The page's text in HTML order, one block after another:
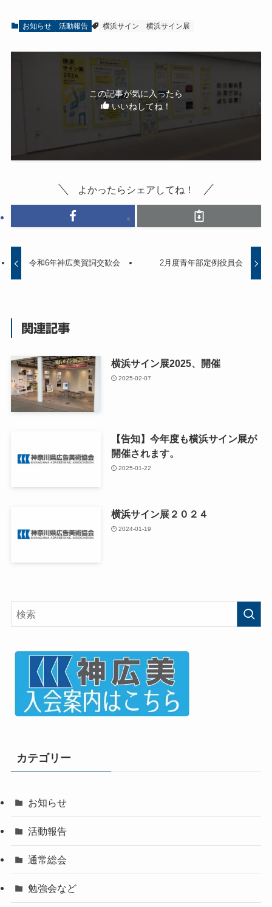
お知らせ 活動報告 横浜サイン 横浜サイン展
この記事が気に入ったら
いいねしてね！
よかったらシェアしてね！
令和6年神広美賀詞交歓会 2月度青年部定例役員会
関連記事
横浜サイン展2025、開催
2025-02-07
【告知】今年度も横浜サイン展が
開催されます。
2025-01-22
横浜サイン展２０２４
2024-01-19
カテゴリー
お知らせ
活動報告
通常総会
勉強会など